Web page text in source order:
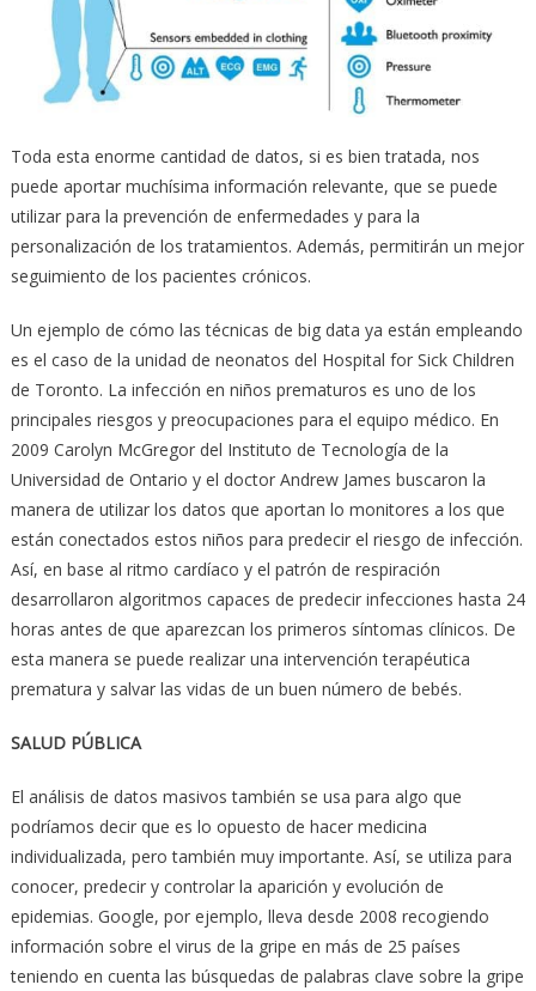
Toda esta enorme cantidad de datos, si es bien tratada, nos
puede aportar muchísima información relevante, que se puede
utilizar para la prevención de enfermedades y para la
personalización de los tratamientos. Además, permitirán un mejor
seguimiento de los pacientes crónicos.
Un ejemplo de cómo las técnicas de big data ya están empleando
es el caso de la unidad de neonatos del Hospital for Sick Children
de Toronto. La infección en niños prematuros es uno de los
principales riesgos y preocupaciones para el equipo médico. En
2009 Carolyn McGregor del Instituto de Tecnología de la
Universidad de Ontario y el doctor Andrew James buscaron la
manera de utilizar los datos que aportan lo monitores a los que
están conectados estos niños para predecir el riesgo de infección.
Así, en base al ritmo cardíaco y el patrón de respiración
desarrollaron algoritmos capaces de predecir infecciones hasta 24
horas antes de que aparezcan los primeros síntomas clínicos. De
esta manera se puede realizar una intervención terapéutica
prematura y salvar las vidas de un buen número de bebés.
SALUD PÚBLICA
El análisis de datos masivos también se usa para algo que
podríamos decir que es lo opuesto de hacer medicina
individualizada, pero también muy importante. Así, se utiliza para
conocer, predecir y controlar la aparición y evolución de
epidemias. Google, por ejemplo, lleva desde 2008 recogiendo
información sobre el virus de la gripe en más de 25 países
teniendo en cuenta las búsquedas de palabras clave sobre la gripe